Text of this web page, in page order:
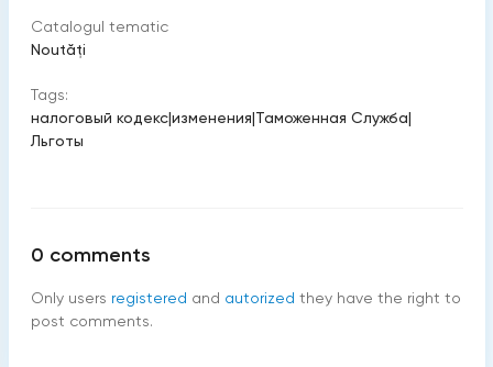
Catalogul tematic
Noutăți
Tags:
налоговый кодекс|изменения|Таможенная Служба|
Льготы
0 comments
Only users registered and autorized they have the right to
post comments.